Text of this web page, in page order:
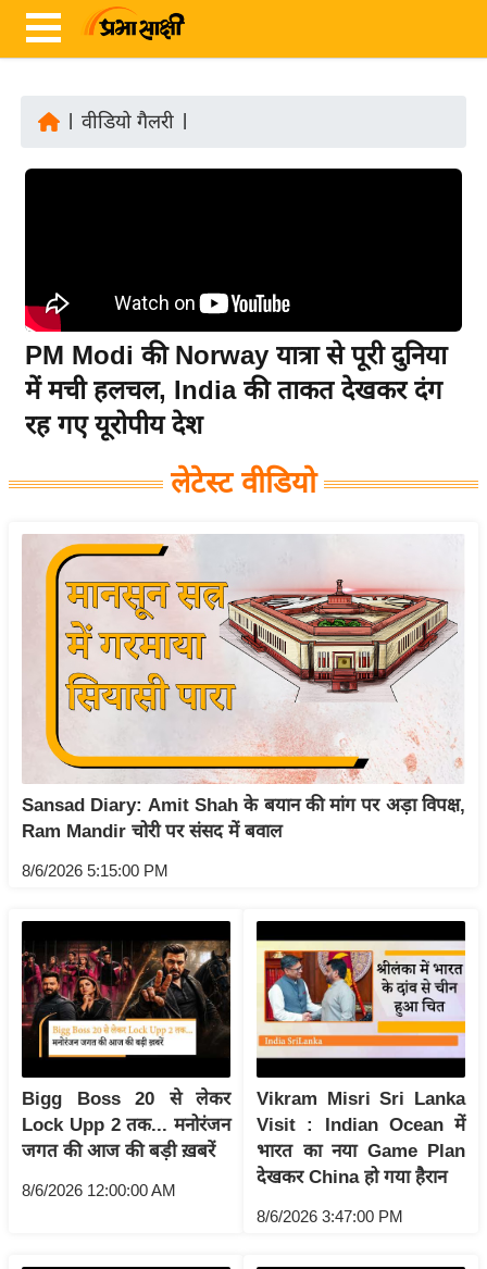
रा
ष्ट्री
य
अं
त
ष्ट्री
त
वि
शे
ज्ञ
रा
य
ब
खे
ल
के
वीडियो गैलरी
PM Modi की Norway यात्रा से पूरी दुनिया
में मची हलचल, India की ताकत देखकर दंग
रह गए यूरोपीय देश
लेटेस्ट वीडियो
Sansad Diary: Amit Shah के बयान की मांग पर अड़ा विपक्ष,
Ram Mandir चोरी पर संसद में बवाल
8/6/2026 5:15:00 PM
Bigg Boss 20 से लेकर
Lock Upp 2 तक... मनोरंजन
जगत की आज की बड़ी ख़बरें
8/6/2026 12:00:00 AM
Vikram Misri Sri Lanka
Visit : Indian Ocean में
भारत का नया Game Plan
देखकर China हो गया हैरान
8/6/2026 3:47:00 PM